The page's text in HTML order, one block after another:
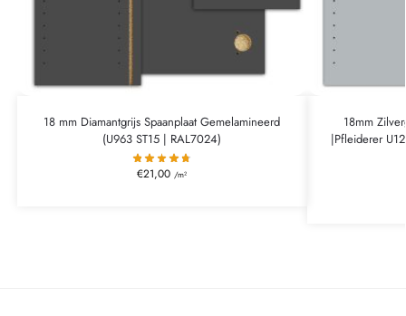
18 mm Diamantgrijs Spaanplaat Gemelamineerd
(U963 ST15 | RAL7024)
€21,00 /m²
18mm
|Pfleiderer